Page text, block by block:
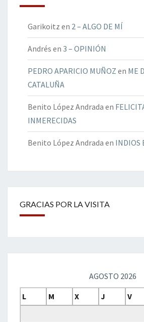
Garikoitz en 2 – ALGO DE MÍ
Andrés en 3 – OPINIÓN
PEDRO APARICIO MUÑOZ en ME
CATALUÑA
Benito López Andrada en
INMERECIDAS
Benito López Andrada en INDIOS
GRACIAS POR LA VISITA
AGOSTO 2026
L
M X J V